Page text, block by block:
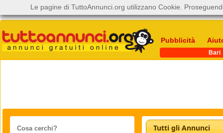
Pubblicità
Bari
Tutti gli Annunci
Le pagine di TuttoAnnunci.org utilizzano Cookie.